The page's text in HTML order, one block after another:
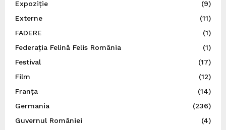
Expoziție
(9)
Externe
(11)
FADERE
(1)
Federația Felină Felis România
(1)
Festival
(17)
Film
(12)
Franța
(14)
Germania
(236)
Guvernul României
(4)